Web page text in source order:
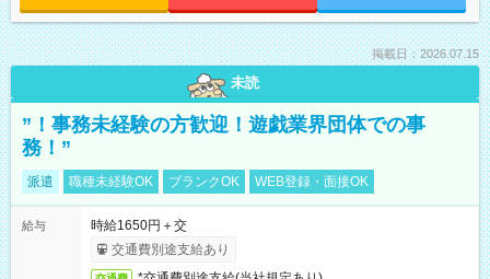
掲載日：2026.07.15
未読
”！事務未経験の方歓迎！遊戯業界団体での事
務！”
派遣 職種未経験OK ブランクOK WEB登録・面接OK
給与
時給1650円＋交
交通費別途支給あり